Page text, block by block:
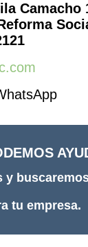
Camacho
y
tu empresa.